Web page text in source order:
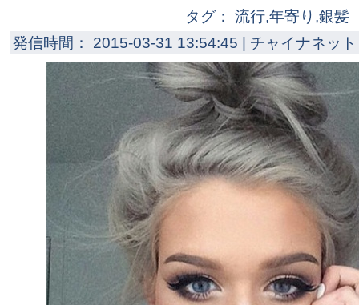
タグ： 流行,年寄り,銀髪
発信時間： 2015-03-31 13:54:45 | チャイナネッ